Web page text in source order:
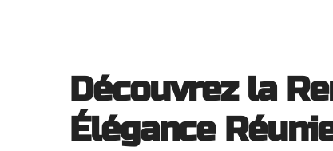
Découvrez la
Élégance